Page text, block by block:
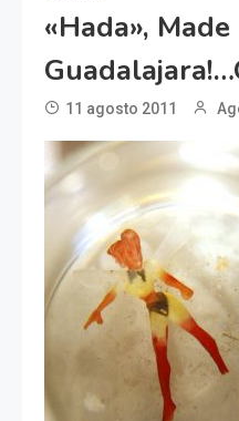
«Hada»,
11 agosto 2011